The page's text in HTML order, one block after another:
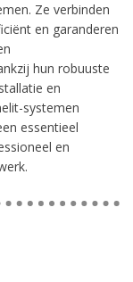
Ze verbinden
en garanderen
hun robuuste
en
systemen
essentieel
en